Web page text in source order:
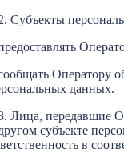
Субъекты
Оператору
данных.
Лица, передавшие
субъекте
в